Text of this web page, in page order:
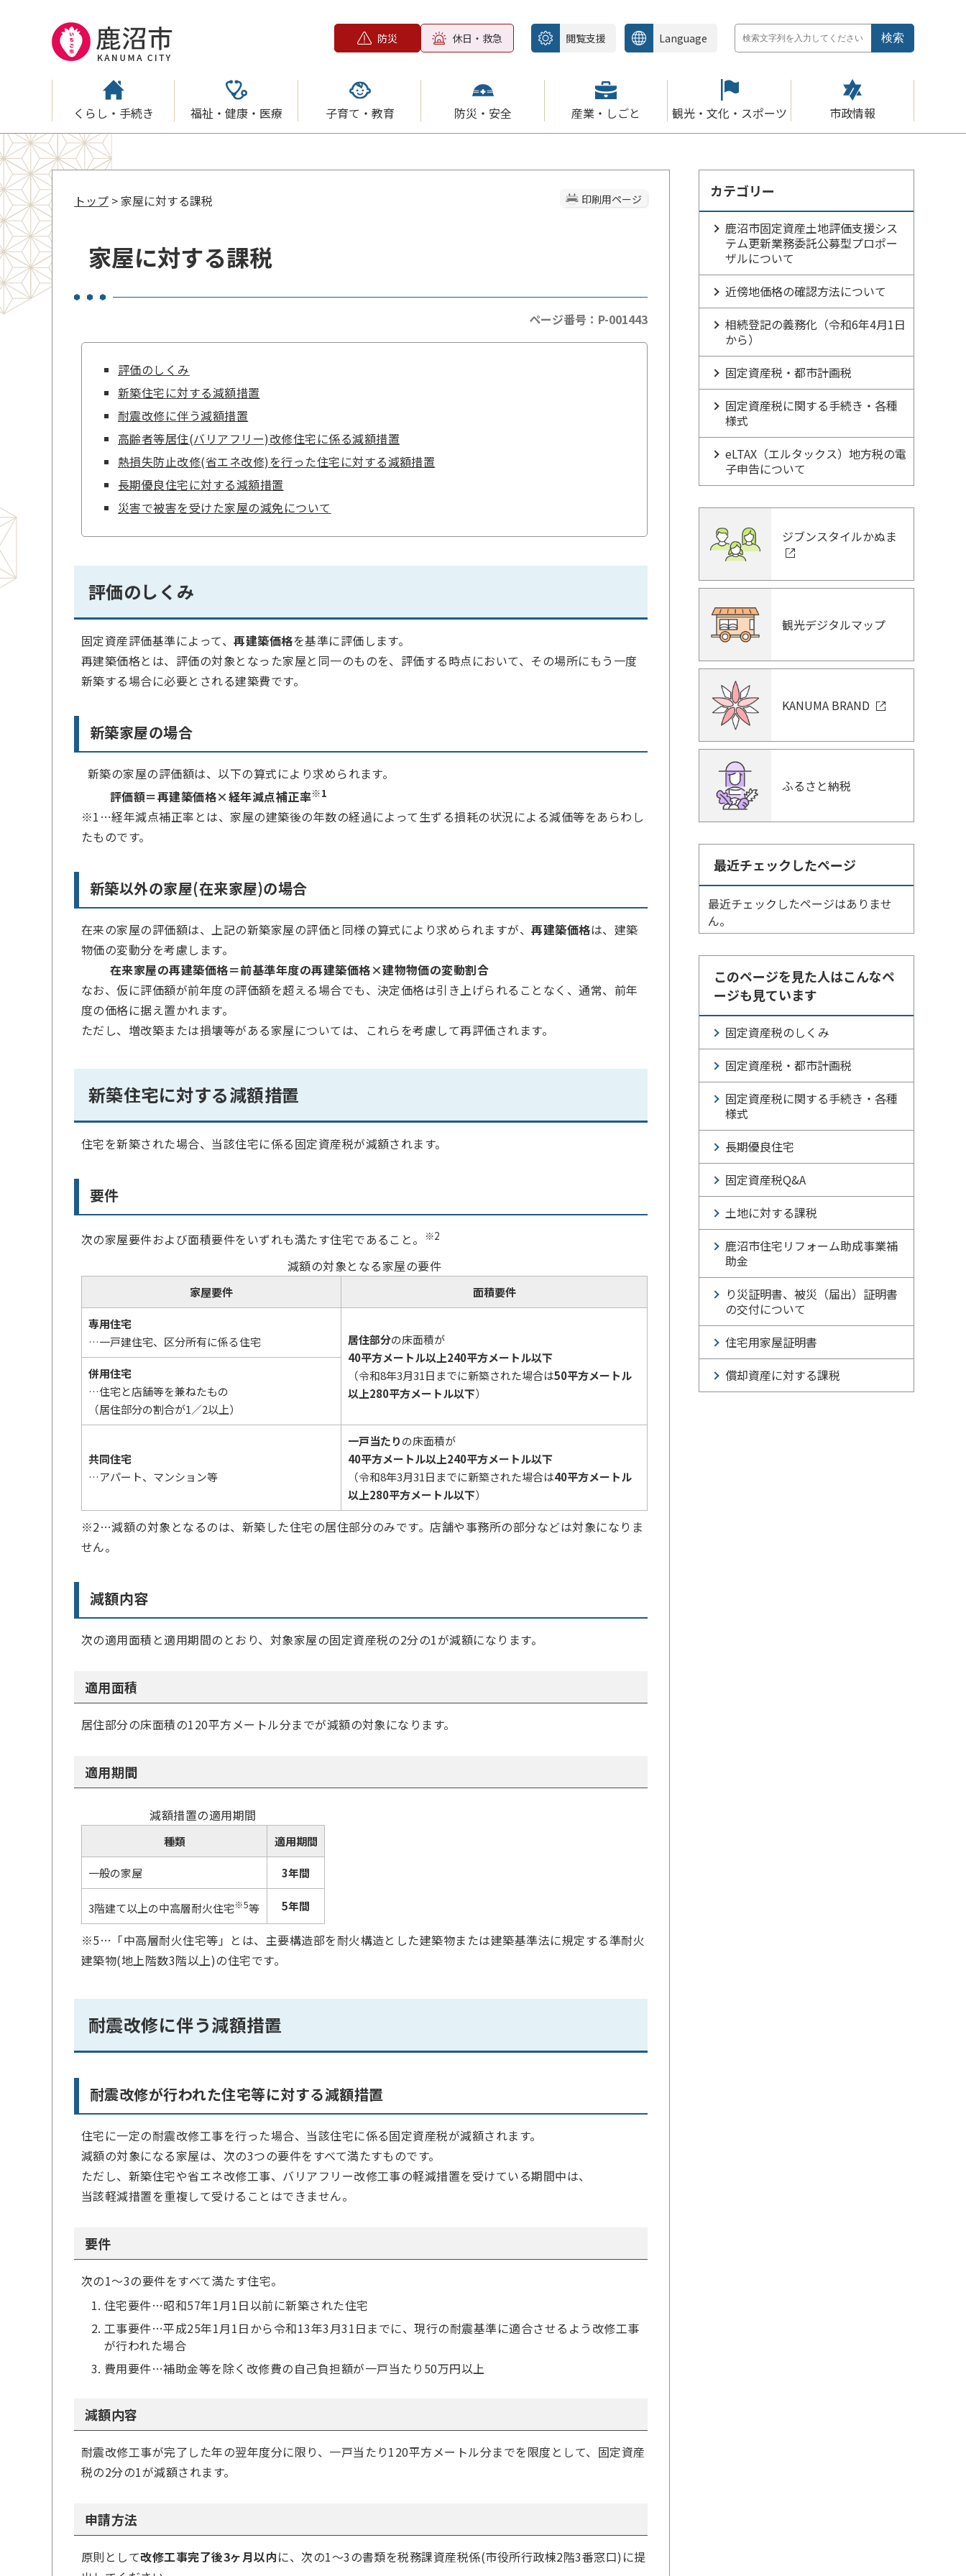
防災 休日・救急 閲覧支援 Language
くらし・手続き 福祉・健康・医療 子育て・教育 防災・安全 産業・しごと 観光・文化・スポーツ 市政情報
印刷用ページ
トップ > 家屋に対する課税
家屋に対する課税
ページ番号：P-001443
評価のしくみ
新築住宅に対する減額措置
耐震改修に伴う減額措置
高齢者等居住(バリアフリー)改修住宅に係る減額措置
熱損失防止改修(省エネ改修)を行った住宅に対する減額措置
長期優良住宅に対する減額措置
災害で被害を受けた家屋の減免について
評価のしくみ
固定資産評価基準によって、再建築価格を基準に評価します。
再建築価格とは、評価の対象となった家屋と同一のものを、評価する時点において、その場所にもう一度
新築する場合に必要とされる建築費です。
新築家屋の場合
新築の家屋の評価額は、以下の算式により求められます。
評価額＝再建築価格×経年減点補正率※1
※1…経年減点補正率とは、家屋の建築後の年数の経過によって生ずる損耗の状況による減価等をあらわし
たものです。
新築以外の家屋(在来家屋)の場合
在来の家屋の評価額は、上記の新築家屋の評価と同様の算式により求められますが、再建築価格は、建築
物価の変動分を考慮します。
在来家屋の再建築価格＝前基準年度の再建築価格×建物物価の変動割合
なお、仮に評価額が前年度の評価額を超える場合でも、決定価格は引き上げられることなく、通常、前年
度の価格に据え置かれます。
ただし、増改築または損壊等がある家屋については、これらを考慮して再評価されます。
新築住宅に対する減額措置
住宅を新築された場合、当該住宅に係る固定資産税が減額されます。
要件
次の家屋要件および面積要件をいずれも満たす住宅であること。 ※2
減額の対象となる家屋の要件
家屋要件 面積要件
専用住宅
…一戸建住宅、区分所有に係る住宅
居住部分の床面積が
40平方メートル以上240平方メートル以下
（令和8年3月31日までに新築された場合は50平方メートル
以上280平方メートル以下）
併用住宅
…住宅と店舗等を兼ねたもの
（居住部分の割合が1／2以上）
共同住宅
…アパート、マンション等
一戸当たりの床面積が
40平方メートル以上240平方メートル以下
（令和8年3月31日までに新築された場合は40平方メートル
以上280平方メートル以下）
※2…減額の対象となるのは、新築した住宅の居住部分のみです。店舗や事務所の部分などは対象になりま
せん。
減額内容
次の適用面積と適用期間のとおり、対象家屋の固定資産税の2分の1が減額になります。
適用面積
居住部分の床面積の120平方メートル分までが減額の対象になります。
適用期間
減額措置の適用期間
種類 適用期間
一般の家屋 3年間
3階建て以上の中高層耐火住宅※5等 5年間
※5…「中高層耐火住宅等」とは、主要構造部を耐火構造とした建築物または建築基準法に規定する準耐火
建築物(地上階数3階以上)の住宅です。
耐震改修に伴う減額措置
耐震改修が行われた住宅等に対する減額措置
住宅に一定の耐震改修工事を行った場合、当該住宅に係る固定資産税が減額されます。
減額の対象になる家屋は、次の3つの要件をすべて満たすものです。
ただし、新築住宅や省エネ改修工事、バリアフリー改修工事の軽減措置を受けている期間中は、
当該軽減措置を重複して受けることはできません。
要件
次の1～3の要件をすべて満たす住宅。
住宅要件…昭和57年1月1日以前に新築された住宅
工事要件…平成25年1月1日から令和13年3月31日までに、現行の耐震基準に適合させるよう改修工事
が行われた場合
費用要件…補助金等を除く改修費の自己負担額が一戸当たり50万円以上
減額内容
耐震改修工事が完了した年の翌年度分に限り、一戸当たり120平方メートル分までを限度として、固定資産
税の2分の1が減額されます。
申請方法
原則として改修工事完了後3ヶ月以内に、次の1～3の書類を税務課資産税係(市役所行政棟2階3番窓口)に提
カテゴリー
鹿沼市固定資産土地評価支援シス
テム更新業務委託公募型プロポー
ザルについて
近傍地価格の確認方法について
相続登記の義務化（令和6年4月1日
から）
固定資産税・都市計画税
固定資産税に関する手続き・各種
様式
eLTAX（エルタックス）地方税の電
子申告について
ジブンスタイルかぬま
観光デジタルマップ
KANUMA BRAND
ふるさと納税
最近チェックしたページ
最近チェックしたページはありませ
ん。
このページを見た人はこんなペ
ージも見ています
固定資産税のしくみ
固定資産税・都市計画税
固定資産税に関する手続き・各種
様式
長期優良住宅
固定資産税Q&A
土地に対する課税
鹿沼市住宅リフォーム助成事業補
助金
り災証明書、被災（届出）証明書
の交付について
住宅用家屋証明書
償却資産に対する課税